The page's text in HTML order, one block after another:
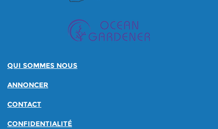
QUI SOMMES NOUS
ANNONCER
CONTACT
CONFIDENTIALITÉ